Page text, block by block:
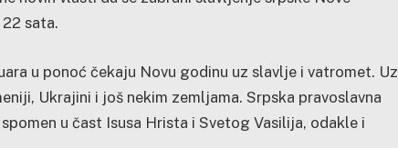
sata.
u ponoć čekaju Novu godinu uz slavlje i vatromet. Uz
Ukrajini i još nekim zemljama. Srpska pravoslavna
u čast Isusa Hrista i Svetog Vasilija, odakle i